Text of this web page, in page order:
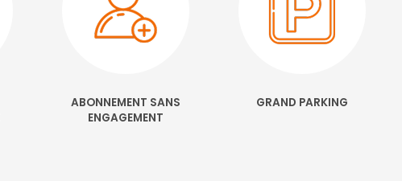
ABONNEMENT SANS
ENGAGEMENT
GRAND PARKING